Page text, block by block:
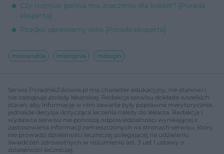
Czy rozmiar penisa ma znaczenie dla kobiet? [Porada
eksperta]
Rzadko uprawiamy seks [Porada eksperta]
mizoandria mizoginia mizogin
Serwis PoradnikZdrowie.pl ma charakter edukacyjny, nie stanowi i
nie zastępuje porady lekarskiej. Redakcja serwisu dokłada wszelkich
starań, aby informacje w nim zawarte były poprawne merytorycznie,
jednakże decyzja dotycząca leczenia należy do lekarza. Redakcja i
wydawca serwisu nie ponoszą odpowiedzialności wynikającej z
zastosowania informacji zamieszczonych na stronach serwisu, który
nie prowadzi działalności leczniczej polegającej na udzielaniu
świadczeń zdrowotnych w rozumieniu art. 3 ust 1 ustawy o
działalności leczniczej.